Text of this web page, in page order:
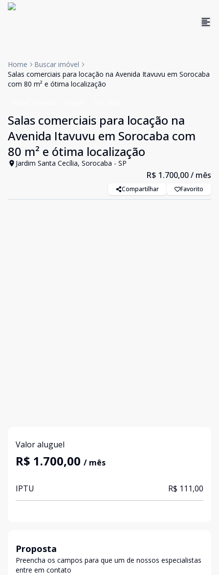
Home
Buscar imóvel
Salas comerciais para locação na Avenida Itavuvu em Sorocaba
com 80 m² e ótima localização
Salas comerciais para locação na
Avenida Itavuvu em Sorocaba com
80 m² e ótima localização
Jardim Santa Cecília, Sorocaba - SP
R$ 1.700,00/ mês
Compartilhar Favorito
Valor aluguel
R$ 1.700,00 / mês
IPTU R$ 111,00
Proposta
Preencha os campos para que um de nossos especialistas
entre em contato